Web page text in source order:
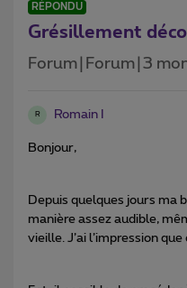
RÉPONDU
Grésillement
Forum|Forum|3
R Romain I
Bonjour,
Depuis quelques jours ma
manière assez audible,
vieille. J’ai l’impression